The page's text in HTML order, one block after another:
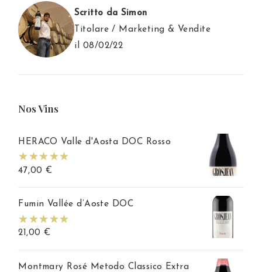
Scritto da Simon
Titolare / Marketing & Vendite
il 08/02/22
Nos Vins
HERACO Valle d'Aosta DOC Rosso
47,00 €
Fumin Vallée d’Aoste DOC
21,00 €
Montmary Rosé Metodo Classico Extra